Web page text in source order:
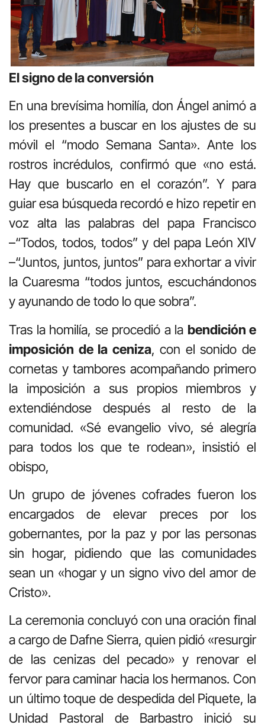
El signo de la conversión
En una brevísima homilía, don Ángel animó a
los presentes a buscar en los ajustes de su
móvil el “modo Semana Santa». Ante los
rostros incrédulos, confirmó que «no está.
Hay que buscarlo en el corazón”. Y para
guiar esa búsqueda recordó e hizo repetir en
voz alta las palabras del papa Francisco
–“Todos, todos, todos” y del papa León XIV
–“Juntos, juntos, juntos” para exhortar a vivir
la Cuaresma “todos juntos, escuchándonos
y ayunando de todo lo que sobra”.
Tras la homilía, se procedió a la bendición e
imposición de la ceniza, con el sonido de
cornetas y tambores acompañando primero
la imposición a sus propios miembros y
extendiéndose después al resto de la
comunidad. «Sé evangelio vivo, sé alegría
para todos los que te rodean», insistió el
obispo,
Un grupo de jóvenes cofrades fueron los
encargados de elevar preces por los
gobernantes, por la paz y por las personas
sin hogar, pidiendo que las comunidades
sean un «hogar y un signo vivo del amor de
Cristo».
La ceremonia concluyó con una oración final
a cargo de Dafne Sierra, quien pidió «resurgir
de las cenizas del pecado» y renovar el
fervor para caminar hacia los hermanos. Con
un último toque de despedida del Piquete, la
Unidad Pastoral de Barbastro inició su